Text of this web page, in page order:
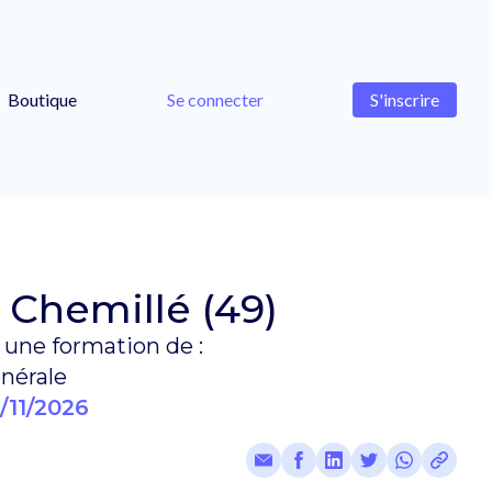
Boutique Se connecter S'inscrire
(49)
une formation de :
11/2026